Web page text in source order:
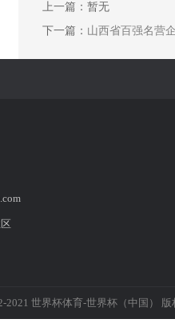
上一篇：暂无
下一篇： 山西省百强名营
体育-世界杯（中国） 版